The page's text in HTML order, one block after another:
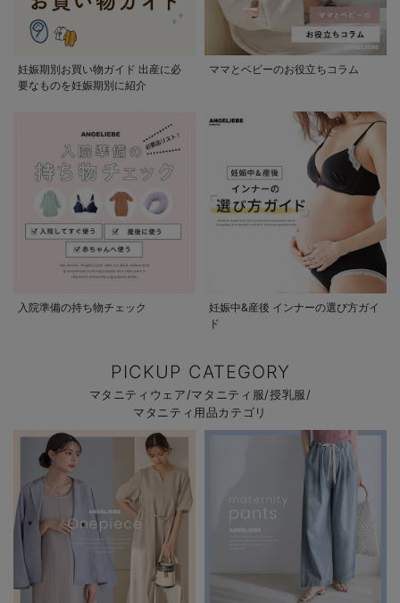
妊娠期別お買い物ガイド 出産に必
要なものを妊娠期別に紹介
ママとベビーのお役立ちコラム
入院準備の持ち物チェック
妊娠中&産後 インナーの選び方ガイ
ド
PICKUP CATEGORY
マタニティウェア/マタニティ服/授乳服/
マタニティ用品カテゴリ